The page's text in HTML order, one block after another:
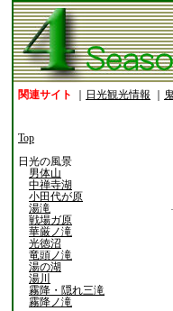
関連サイト 日光観光情報
Top
日光の風景
男体山
中禅寺湖
小田代が原
湯滝
戦場ガ原
華厳ノ滝
光徳沼
竜頭ノ滝
湯の湖
湯川
霧降・隠れ三滝
霧降ノ滝